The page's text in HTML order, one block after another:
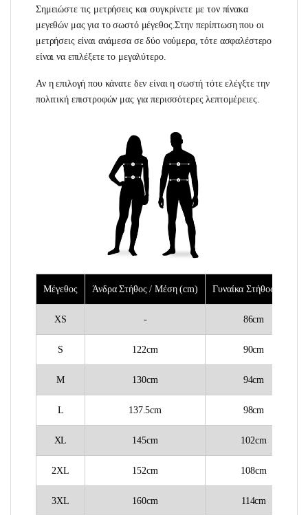
Σημειώστε τις μετρήσεις και συγκρίνετε με τον πίνακα
μεγεθών μας για το σωστό μέγεθος.Στην περίπτωση που οι
μετρήσεις είναι ανάμεσα σε δύο νούμερα, τότε ασφαλέστερο
είναι να επιλέξετε το μεγαλύτερο.
Αν η επιλογή που κάνατε δεν είναι η σωστή τότε ελέγξτε την
πολιτική επιστροφών μας για περισσότερες λεπτομέρειες.
Μέγεθος Άνδρα Στήθος / Μέση (cm) Γυναίκα Στήθος (cm)
XS - 86cm
S 122cm 90cm
M 130cm 94cm
L 137.5cm 98cm
XL 145cm 102cm
2XL 152cm 108cm
3XL 160cm 114cm